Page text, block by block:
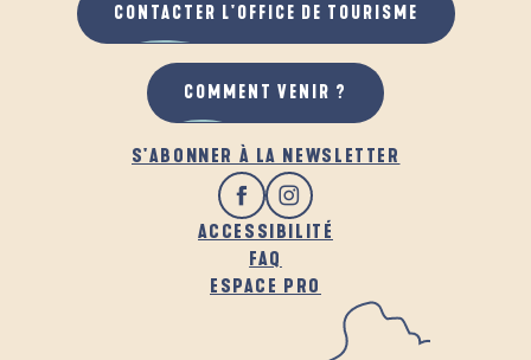
S'ABONNER À LA NEWSLETTER
ACCESSIBILITÉ
FAQ
ESPACE PRO
CONTACTER L'OFFICE DE TOURISME
COMMENT VENIR ?